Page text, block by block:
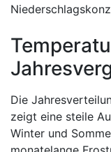
Die
zeigt eine steile
Winter und